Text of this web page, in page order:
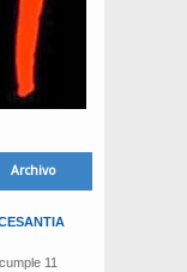
Archivo
11